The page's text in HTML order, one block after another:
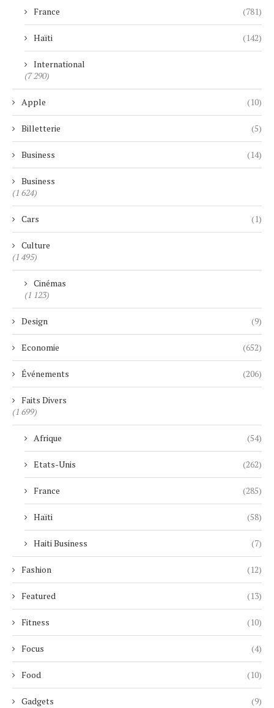
France (781)
Haïti (142)
International
(7 290)
Apple (10)
Billetterie (5)
Business (14)
Business
(1 624)
Cars (1)
Culture
(1 495)
Cinémas
(1 123)
Design (9)
Economie (652)
Événements (206)
Faits Divers
(1 699)
Afrique (54)
Etats-Unis (262)
France (285)
Haïti (58)
Haiti Business (7)
Fashion (12)
Featured (13)
Fitness (10)
Focus (4)
Food (10)
Gadgets (9)